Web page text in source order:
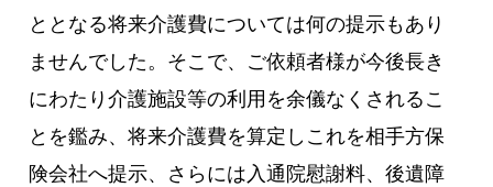
ととなる将来介護費については何の提示もあり
ませんでした。そこで、ご依頼者様が今後長き
にわたり介護施設等の利用を余儀なくされるこ
とを鑑み、将来介護費を算定しこれを相手方保
険会社へ提示、さらには入通院慰謝料、後遺障